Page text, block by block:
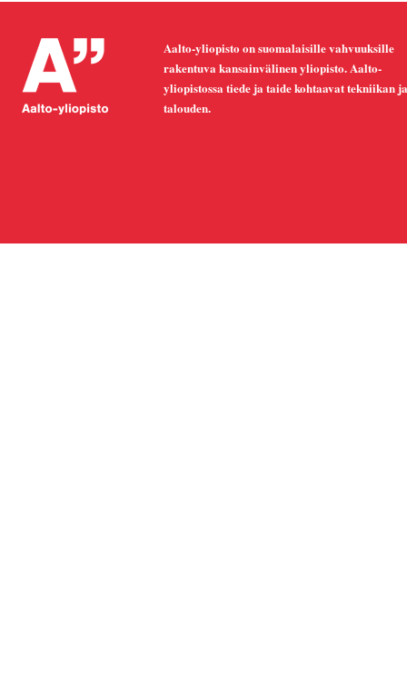
Aalto-yliopisto on suomalaisille vahvuuksille
rakentuva kansainvälinen yliopisto. Aalto-
yliopistossa tiede ja taide kohtaavat tekniikan ja
talouden.